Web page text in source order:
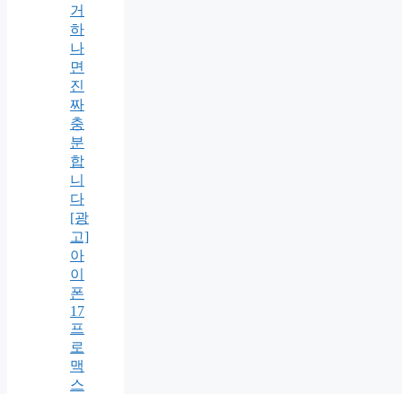
거
하
나
면
진
짜
충
분
합
니
다
[광
고]
아
이
폰
17
프
로
맥
스